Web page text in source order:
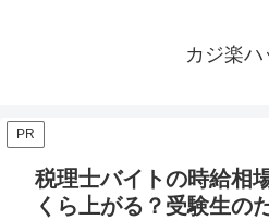
カジ楽ハ
PR
税理士バイトの時給相
くら上がる？受験生の